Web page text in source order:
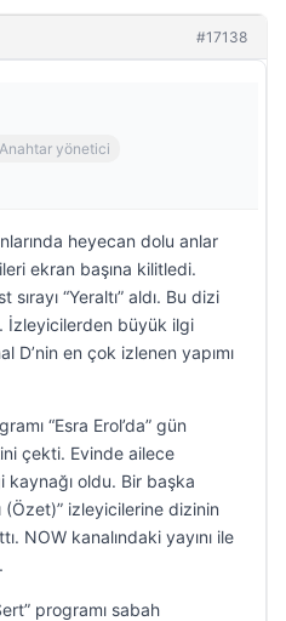
#17138
Anahtar yönetici
heyecan dolu anlar
ekran başına kilitledi.
“Yeraltı” aldı. Bu dizi
İzleyicilerden büyük ilgi
D’nin en çok izlenen yapımı
“Esra Erol’da” gün
çekti. Evinde ailece
oldu. Bir başka
(Özet)” izleyicilerine dizinin
NOW kanalındaki yayını ile
programı sabah